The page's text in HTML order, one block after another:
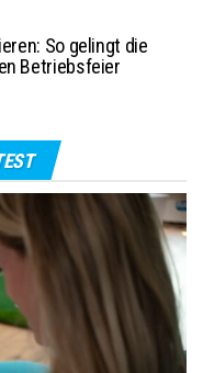
So gelingt die
Betriebsfeier